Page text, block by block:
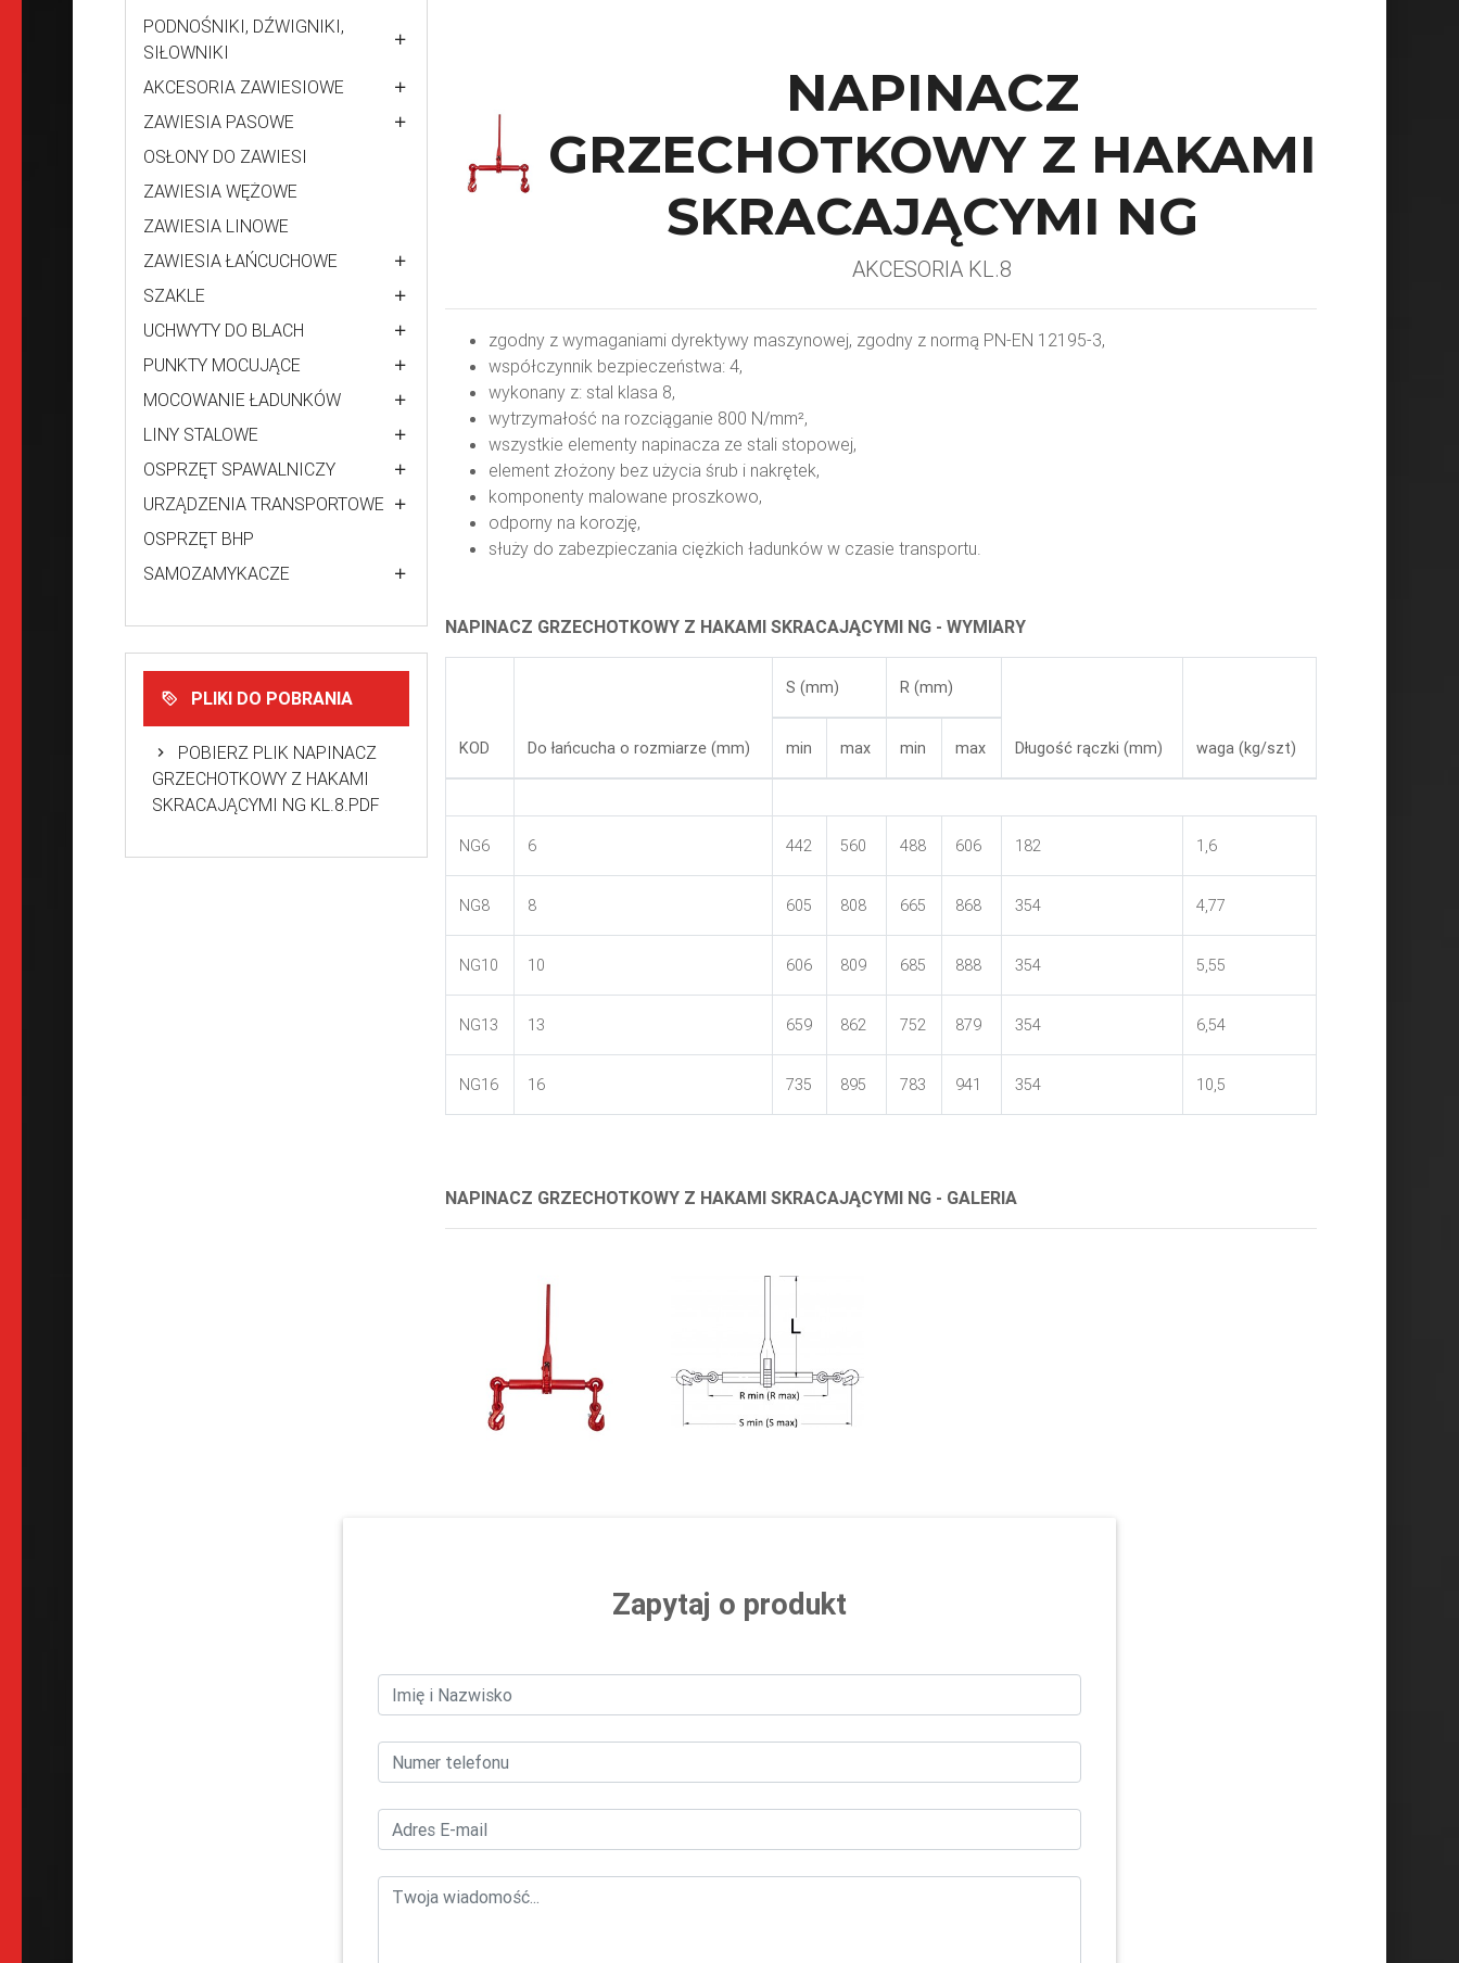
PODNOŚNIKI, DŹWIGNIKI,
SIŁOWNIKI
AKCESORIA ZAWIESIOWE
ZAWIESIA PASOWE
OSŁONY DO ZAWIESI
ZAWIESIA WĘŻOWE
ZAWIESIA LINOWE
ZAWIESIA ŁAŃCUCHOWE
SZAKLE
UCHWYTY DO BLACH
PUNKTY MOCUJĄCE
MOCOWANIE ŁADUNKÓW
LINY STALOWE
OSPRZĘT SPAWALNICZY
URZĄDZENIA TRANSPORTOWE
OSPRZĘT BHP
SAMOZAMYKACZE
PLIKI DO POBRANIA
POBIERZ PLIK NAPINACZ
GRZECHOTKOWY Z HAKAMI
SKRACAJĄCYMI NG KL.8.PDF
NAPINACZ
GRZECHOTKOWY Z HAKAMI
SKRACAJĄCYMI NG
AKCESORIA KL.8
zgodny z wymaganiami dyrektywy maszynowej, zgodny z normą PN-EN 12195-3,
współczynnik bezpieczeństwa: 4,
wykonany z: stal klasa 8,
wytrzymałość na rozciąganie 800 N/mm²,
wszystkie elementy napinacza ze stali stopowej,
element złożony bez użycia śrub i nakrętek,
komponenty malowane proszkowo,
odporny na korozję,
służy do zabezpieczania ciężkich ładunków w czasie transportu.
NAPINACZ GRZECHOTKOWY Z HAKAMI SKRACAJĄCYMI NG - WYMIARY
KOD Do łańcucha o rozmiarze (mm)
S (mm) R (mm)
Długość rączki (mm) waga (kg/szt)
min max min max
NG6 6 442 560 488 606 182 1,6
NG8 8 605 808 665 868 354 4,77
NG10 10 606 809 685 888 354 5,55
NG13 13 659 862 752 879 354 6,54
NG16 16 735 895 783 941 354 10,5
NAPINACZ GRZECHOTKOWY Z HAKAMI SKRACAJĄCYMI NG - GALERIA
Zapytaj o produkt